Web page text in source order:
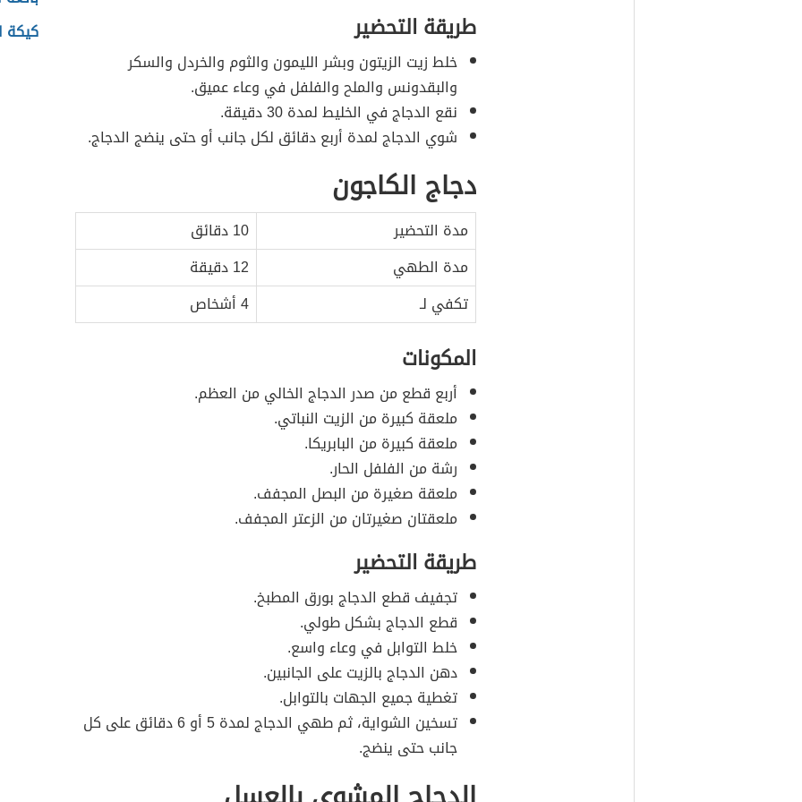
طريقة التحضير
خلط زيت الزيتون وبشر الليمون والثوم والخردل والسكر
والبقدونس والملح والفلفل في وعاء عميق.
نقع الدجاج في الخليط لمدة 30 دقيقة.
شوي الدجاج لمدة أربع دقائق لكل جانب أو حتى ينضج الدجاج.
دجاج الكاجون
مدة التحضير
10 دقائق
مدة الطهي
12 دقيقة
تكفي لـ
4 أشخاص
المكونات
أربع قطع من صدر الدجاج الخالي من العظم.
ملعقة كبيرة من الزيت النباتي.
ملعقة كبيرة من البابريكا.
رشة من الفلفل الحار.
ملعقة صغيرة من البصل المجفف.
ملعقتان صغيرتان من الزعتر المجفف.
طريقة التحضير
تجفيف قطع الدجاج بورق المطبخ.
قطع الدجاج بشكل طولي.
خلط التوابل في وعاء واسع.
دهن الدجاج بالزيت على الجانبين.
تغطية جميع الجهات بالتوابل.
تسخين الشواية، ثم طهي الدجاج لمدة 5 أو 6 دقائق على كل
جانب حتى ينضج.
كيكة